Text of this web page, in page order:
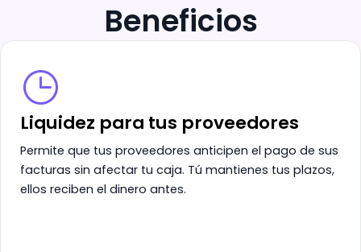
Beneficios
Liquidez para tus proveedores
Permite que tus proveedores anticipen el pago de sus
facturas sin afectar tu caja. Tú mantienes tus plazos,
ellos reciben el dinero antes.